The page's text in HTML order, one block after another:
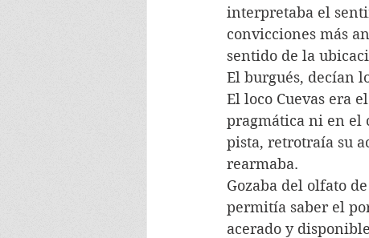
interpretaba el
convicciones más
sentido de la
El burgués, decían
El loco Cuevas era
pragmática ni en el
pista, retrotraía su
rearmaba.
Gozaba del olfato
permitía saber el
acerado y